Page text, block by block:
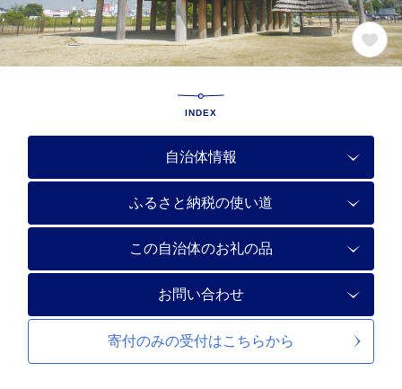
INDEX
自治体情報
ふるさと納税の使い道
この自治体のお礼の品
お問い合わせ
寄付のみの受付はこちらから